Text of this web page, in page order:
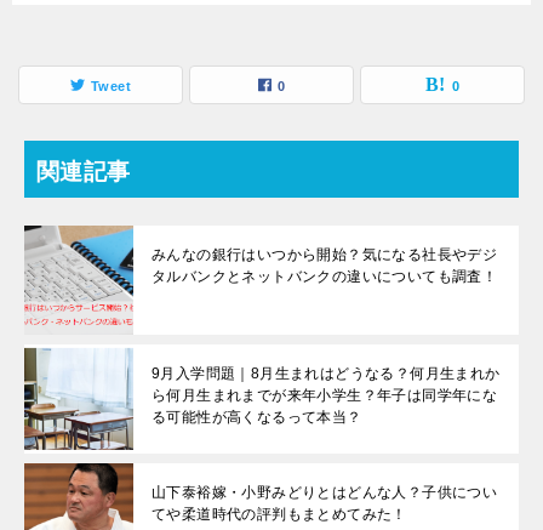
Tweet 0 0
関連記事
みんなの銀行はいつから開始？気になる社長やデジ
タルバンクとネットバンクの違いについても調査！
9月入学問題｜8月生まれはどうなる？何月生まれか
ら何月生まれまでが来年小学生？年子は同学年にな
る可能性が高くなるって本当？
山下泰裕嫁・小野みどりとはどんな人？子供につい
てや柔道時代の評判もまとめてみた！